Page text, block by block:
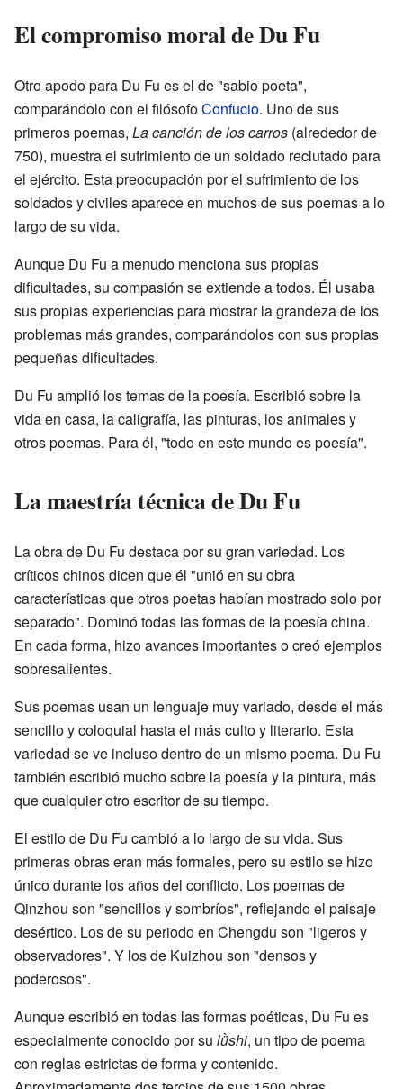
El compromiso moral de Du Fu
Otro apodo para Du Fu es el de "sabio poeta",
comparándolo con el filósofoConfucio. Uno de sus
primeros poemas, La canción de los carros (alrededor de
750), muestra el sufrimiento de un soldado reclutado para
el ejército. Esta preocupación por el sufrimiento de los
soldados y civiles aparece en muchos de sus poemas a lo
largo de su vida.
Aunque Du Fu a menudo menciona sus propias
dificultades, su compasión se extiende a todos. Él usaba
sus propias experiencias para mostrar la grandeza de los
problemas más grandes, comparándolos con sus propias
pequeñas dificultades.
Du Fu amplió los temas de la poesía. Escribió sobre la
vida en casa, la caligrafía, las pinturas, los animales y
otros poemas. Para él, "todo en este mundo es poesía".
La maestría técnica de Du Fu
La obra de Du Fu destaca por su gran variedad. Los
críticos chinos dicen que él "unió en su obra
características que otros poetas habían mostrado solo por
separado". Dominó todas las formas de la poesía china.
En cada forma, hizo avances importantes o creó ejemplos
sobresalientes.
Sus poemas usan un lenguaje muy variado, desde el más
sencillo y coloquial hasta el más culto y literario. Esta
variedad se ve incluso dentro de un mismo poema. Du Fu
también escribió mucho sobre la poesía y la pintura, más
que cualquier otro escritor de su tiempo.
El estilo de Du Fu cambió a lo largo de su vida. Sus
primeras obras eran más formales, pero su estilo se hizo
único durante los años del conflicto. Los poemas de
Qinzhou son "sencillos y sombríos", reflejando el paisaje
desértico. Los de su periodo en Chengdu son "ligeros y
observadores". Y los de Kuizhou son "densos y
poderosos".
Aunque escribió en todas las formas poéticas, Du Fu es
especialmente conocido por su lǜshi, un tipo de poema
con reglas estrictas de forma y contenido.